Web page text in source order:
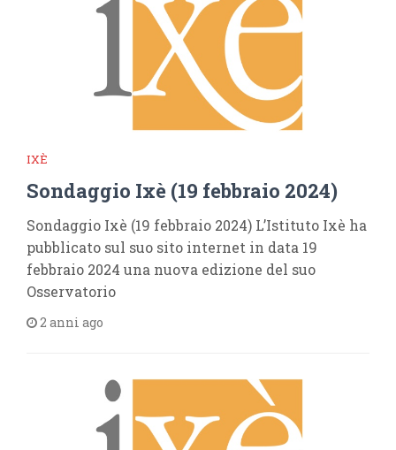
IXÈ
Sondaggio Ixè (19 febbraio 2024)
Sondaggio Ixè (19 febbraio 2024) L’Istituto Ixè ha
pubblicato sul suo sito internet in data 19
febbraio 2024 una nuova edizione del suo
Osservatorio
2 anni ago